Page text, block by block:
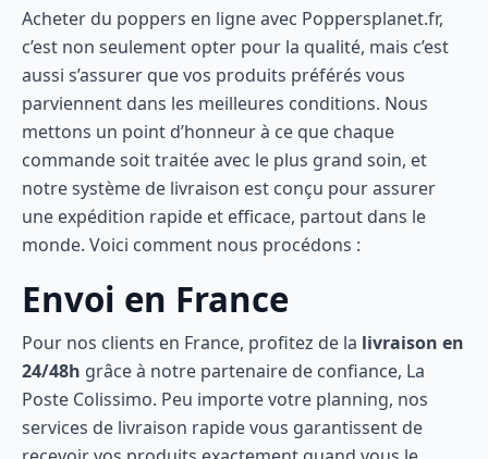
Acheter du poppers en ligne avec Poppersplanet.fr,
c’est non seulement opter pour la qualité, mais c’est
aussi s’assurer que vos produits préférés vous
parviennent dans les meilleures conditions. Nous
mettons un point d’honneur à ce que chaque
commande soit traitée avec le plus grand soin, et
notre système de livraison est conçu pour assurer
une expédition rapide et efficace, partout dans le
monde. Voici comment nous procédons :
Envoi en France
Pour nos clients en France, profitez de la livraison en
24/48h grâce à notre partenaire de confiance, La
Poste Colissimo. Peu importe votre planning, nos
services de livraison rapide vous garantissent de